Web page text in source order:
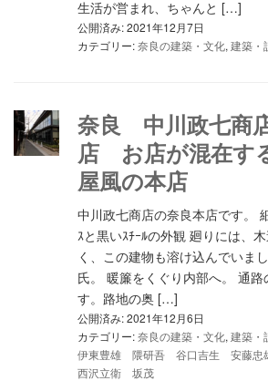
生活が営まれ、ちゃんと […]
公開済み: 2021年12月7日
カテゴリー:奈良の建築・文化, 建築・
奈良 中川政七商
店 お店が混在す
屋風の本店
中川政七商店の奈良本店です。
ｽと黒いｽﾁｰﾙの外観 廻りには、
く、この建物も溶け込んでいま
氏。 暖簾をくぐり内部へ。 通路
す。路地の奥 […]
公開済み: 2021年12月6日
カテゴリー:奈良の建築・文化, 建築・
伊東豊雄 隈研吾 谷口吉生 安藤
西沢立衛 坂茂